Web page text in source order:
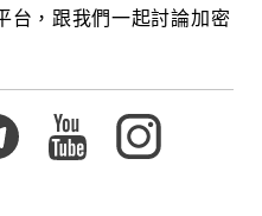
台，跟我們一起討論加密